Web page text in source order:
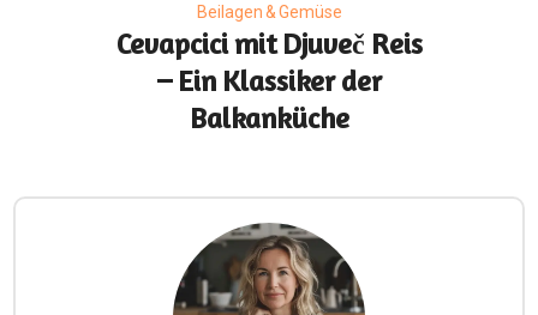
Beilagen & Gemüse
Cevapcici mit Djuveč Reis
– Ein Klassiker der
Balkanküche